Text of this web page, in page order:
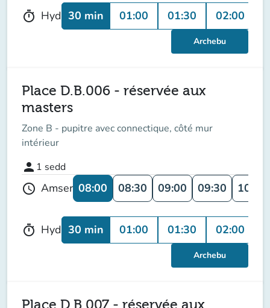
timer Hyd 30 min 01:00 01:30 02:00
Archebu
Place D.B.006 - réservée aux
masters
Zone B - pupitre avec connectique, côté mur
intérieur
person 1 sedd
schedule Amser 08:00 08:30 09:00 09:30 10:00
timer Hyd 30 min 01:00 01:30 02:00
Archebu
Place D.B.007 - réservée aux